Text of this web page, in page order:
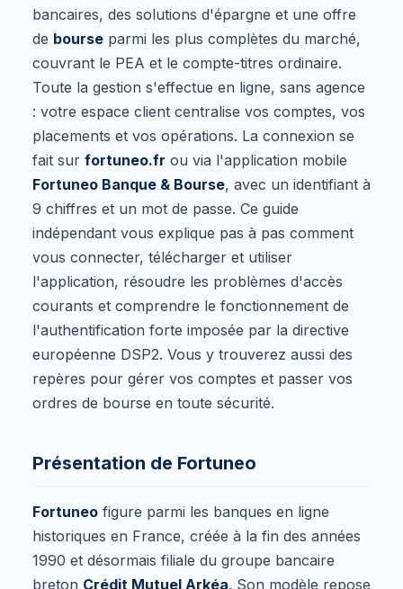
bancaires, des solutions d'épargne et une offre
de bourse parmi les plus complètes du marché,
couvrant le PEA et le compte-titres ordinaire.
Toute la gestion s'effectue en ligne, sans agence
: votre espace client centralise vos comptes, vos
placements et vos opérations. La connexion se
fait sur fortuneo.fr ou via l'application mobile
Fortuneo Banque & Bourse, avec un identifiant à
9 chiffres et un mot de passe. Ce guide
indépendant vous explique pas à pas comment
vous connecter, télécharger et utiliser
l'application, résoudre les problèmes d'accès
courants et comprendre le fonctionnement de
l'authentification forte imposée par la directive
européenne DSP2. Vous y trouverez aussi des
repères pour gérer vos comptes et passer vos
ordres de bourse en toute sécurité.
Présentation de Fortuneo
Fortuneo figure parmi les banques en ligne
historiques en France, créée à la fin des années
1990 et désormais filiale du groupe bancaire
breton Crédit Mutuel Arkéa. Son modèle repose